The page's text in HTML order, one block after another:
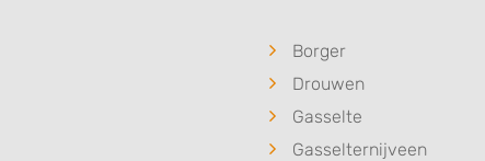
Borger
Drouwen
Gasselte
Gasselternijveen